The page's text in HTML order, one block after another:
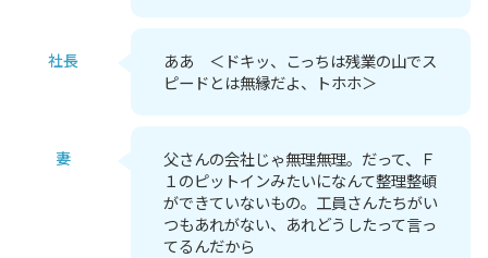
社長
ああ ＜ドキッ、こっちは残業の山でス
ピードとは無縁だよ、トホホ＞
妻
父さんの会社じゃ無理無理。だって、Ｆ
１のピットインみたいになんて整理整頓
ができていないもの。工員さんたちがい
つもあれがない、あれどうしたって言っ
てるんだから